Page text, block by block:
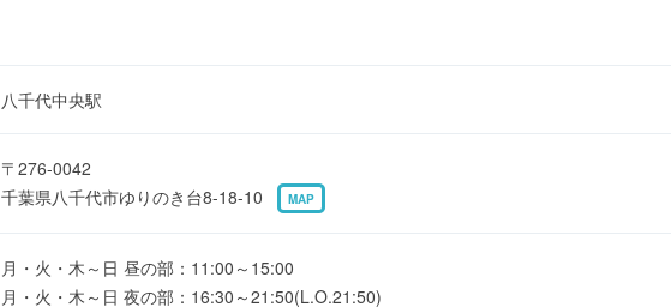
八千代中央駅
〒276-0042
千葉県八千代市ゆりのき台8-18-10
MAP
月・火・木～日 昼の部：11:00～15:00
月・火・木～日 夜の部：16:30～21:50(L.O.21:50)